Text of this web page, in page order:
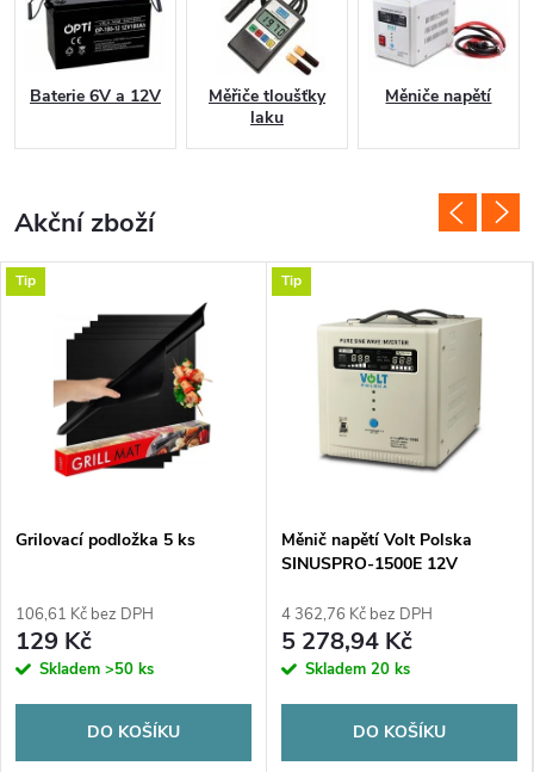
á
c
n
s
t
o
x
.
c
Baterie 6V a 12V
Měřiče tloušťky
laku
Měniče napětí
Akční zboží
Tip
Grilovací podložka 5 ks
106,61 Kč bez DPH
129 Kč
Skladem >50 ks
DO KOŠÍKU
Tip
Měnič napětí Volt Polska
SINUSPRO-1500E 12V
4 362,76 Kč bez DPH
5 278,94 Kč
Skladem 20 ks
DO KOŠÍKU